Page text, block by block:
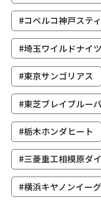
#コベルコ神戸ステ
#埼玉ワイルドナイツ
#東京サンゴリアス
#東芝ブレイブルー
#栃木ホンダヒート
#三菱重工相模原ダ
#横浜キヤノンイー